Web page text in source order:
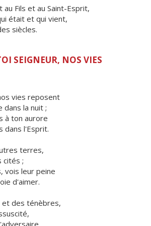
au Fils et au Saint-Esprit,
était et qui vient,
siècles.
SEIGNEUR, NOS VIES
vies reposent
dans la nuit ;
à ton aurore
dans l'Esprit.
terres,
cités ;
vois leur peine
d'aimer.
et des ténèbres,